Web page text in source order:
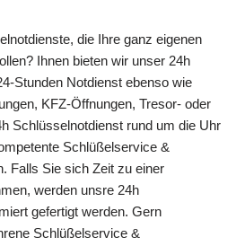
die Ihre ganz eigenen
Ihnen bieten wir unser 24h
Stunden Notdienst ebenso wie
KFZ-Öffnungen, Tresor- oder
Schlüsselnotdienst rund um die Uhr
Schlüßelservice &
Falls Sie sich Zeit zu einer
werden unsre 24h
gefertigt werden. Gern
Schlüßelservice &